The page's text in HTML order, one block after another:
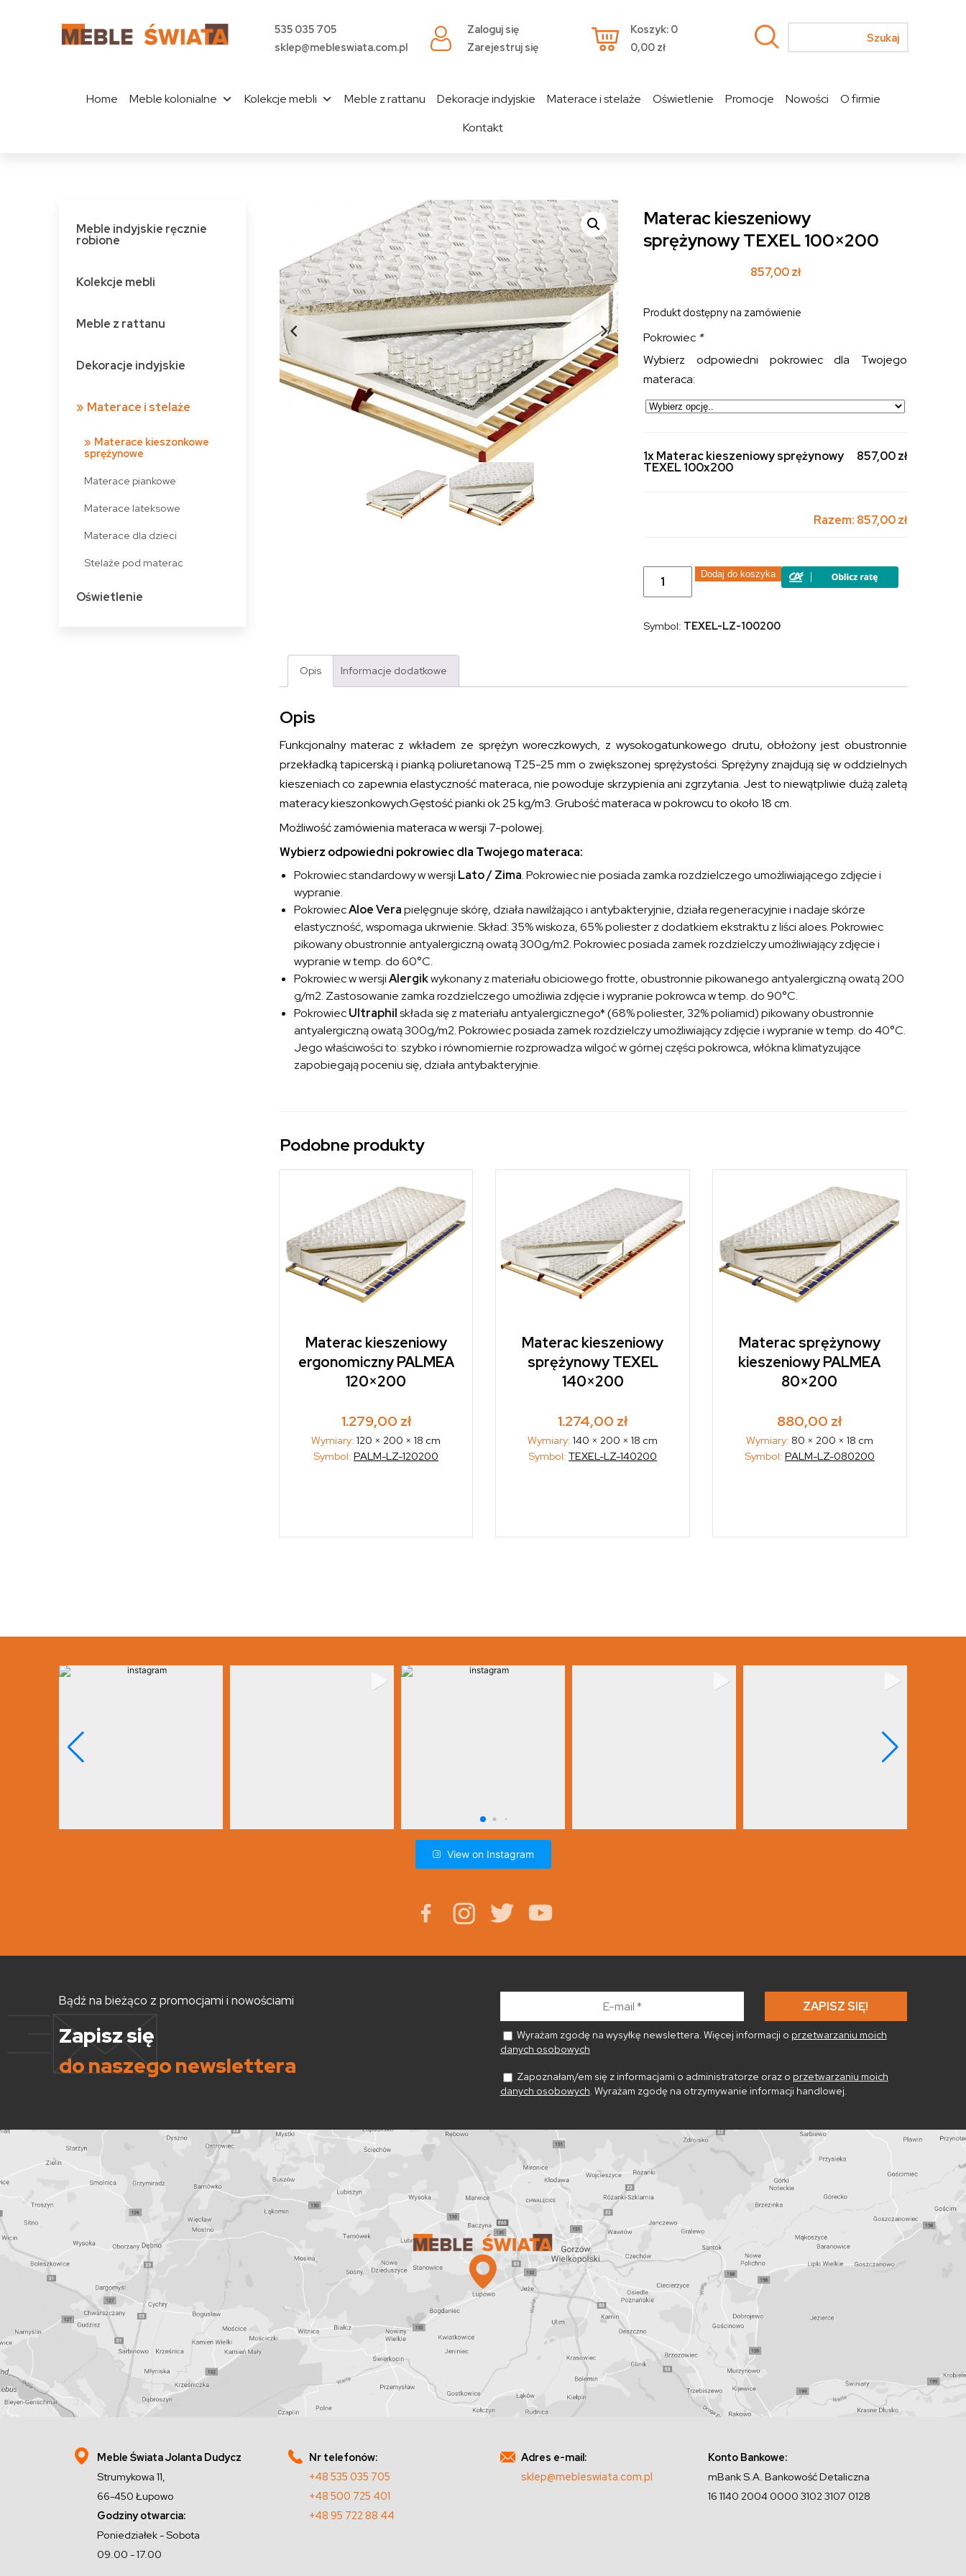
535 035 705
sklep@mebleswiata.com.pl
Zaloguj się
Zarejestruj się
Koszyk: 0
0,00 zł
Home Meble kolonialne Kolekcje mebli Meble z rattanu Dekoracje indyjskie Materace i stelaże Oświetlenie Promocje Nowości
O firmie
Kontakt
Meble indyjskie ręcznie
robione
Kolekcje mebli
Meble z rattanu
Dekoracje indyjskie
Materace i stelaże
Materace kieszonkowe
sprężynowe
Materace piankowe
Materace lateksowe
Materace dla dzieci
Stelaże pod materac
Oświetlenie
Materac kieszeniowy
sprężynowy TEXEL 100×200
857,00zł
Produkt dostępny na zamówienie
Pokrowiec *
Wybierz odpowiedni pokrowiec dla Twojego
materaca:
1x Materac kieszeniowy sprężynowy
TEXEL 100x200
857,00 zł
Razem: 857,00 zł
ilość
Materac
kieszeniowy
100x200
Dodaj do koszyka
Symbol: TEXEL-LZ-100200
Opis Informacje dodatkowe
Opis
Funkcjonalny materac z wkładem ze sprężyn woreczkowych, z wysokogatunkowego drutu, obłożony jest obustronnie
przekładką tapicerską i pianką poliuretanową T25-25 mm o zwiększonej sprężystości. Sprężyny znajdują się w oddzielnych
kieszeniach co zapewnia elastyczność materaca, nie powoduje skrzypienia ani zgrzytania. Jest to niewątpliwie dużą zaletą
materacy kieszonkowych.Gęstość pianki ok 25 kg/m3. Grubość materaca w pokrowcu to około 18 cm.
Możliwość zamówienia materaca w wersji 7-polowej.
Wybierz odpowiedni pokrowiec dla Twojego materaca:
Pokrowiec standardowy w wersji Lato / Zima. Pokrowiec nie posiada zamka rozdzielczego umożliwiającego zdjęcie i
wypranie.
PokrowiecAloe Verapielęgnuje skórę, działa nawilżająco i antybakteryjnie, działa regeneracyjnie i nadaje skórze
elastyczność, wspomaga ukrwienie. Skład: 35% wiskoza, 65% poliester z dodatkiem ekstraktu z liści aloes. Pokrowiec
pikowany obustronnie antyalergiczną owatą 300g/m2. Pokrowiec posiada zamek rozdzielczy umożliwiający zdjęcie i
wypranie w temp. do 60°C.
Pokrowiec w wersjiAlergikwykonany z materiału obiciowego frotte, obustronnie pikowanego antyalergiczną owatą 200
g/m2. Zastosowanie zamka rozdzielczego umożliwia zdjęcie i wypranie pokrowca w temp. do 90°C.
PokrowiecUltraphilskłada się z materiału antyalergicznego* (68% poliester, 32% poliamid) pikowany obustronnie
antyalergiczną owatą 300g/m2. Pokrowiec posiada zamek rozdzielczy umożliwiający zdjęcie i wypranie w temp. do 40°C.
Jego właściwości to: szybko i równomiernie rozprowadza wilgoć w górnej części pokrowca, włókna klimatyzujące
zapobiegają poceniu się, działa antybakteryjnie.
Podobne produkty
Materac kieszeniowy
ergonomiczny PALMEA
120×200
1.279,00 zł
Wymiary:120 × 200 × 18 cm
Symbol:PALM-LZ-120200
Materac kieszeniowy
sprężynowy TEXEL
140×200
1.274,00 zł
Wymiary:140 × 200 × 18 cm
Symbol:TEXEL-LZ-140200
Materac sprężynowy
kieszeniowy PALMEA
80×200
880,00 zł
Wymiary: 80 × 200 × 18 cm
Symbol: PALM-LZ-080200
View on Instagram
Bądź na bieżąco z promocjami i nowościami
Zapisz się
do naszego newslettera
Wyrażam zgodę na wysyłkę newslettera. Więcej informacji o przetwarzaniu moich
danych osobowych
Zapoznałam/em się z informacjami o administratorze oraz o przetwarzaniu moich
danych osobowych. Wyrażam zgodę na otrzymywanie informacji handlowej.
Meble Świata Jolanta Dudycz
Strumykowa 11,
66-450 Łupowo
Godziny otwarcia:
Poniedziałek - Sobota
09.00 - 17.00
Nr telefonów:
+48 535 035 705
+48 500 725 401
+48 95 722 88 44
Adres e-mail:
sklep@mebleswiata.com.pl
Konto Bankowe:
mBank S.A. Bankowość Detaliczna
16 1140 2004 0000 3102 3107 0128